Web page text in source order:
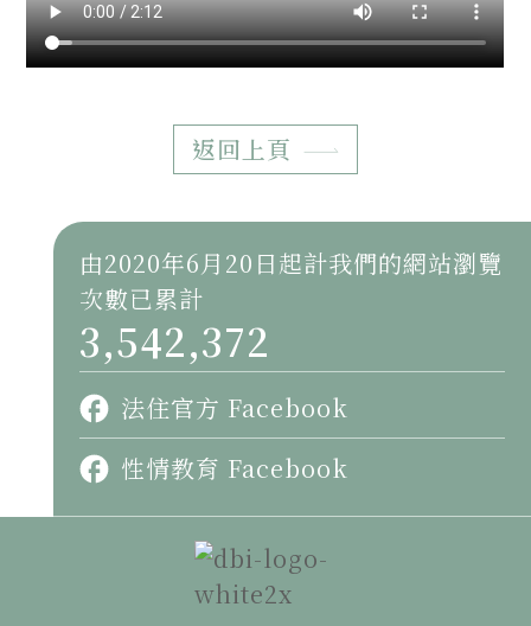
返回上頁
由2020年6月20日起計我們的網站瀏覽
次數已累計
3,542,372
法住官方 Facebook
性情教育 Facebook